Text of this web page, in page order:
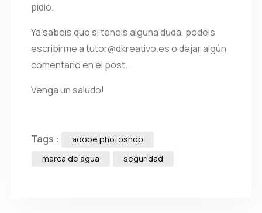
pidió.
Ya sabeis que si teneis alguna duda, podeis
escribirme a tutor@dkreativo.es o dejar algún
comentario en el post.
Venga un saludo!
Tags :
adobe photoshop
marca de agua
seguridad